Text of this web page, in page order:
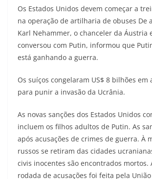
Os Estados Unidos devem começar a
na operação de artilharia de obuses De
Karl Nehammer, o chanceler da Áustria
conversou com Putin, informou que
está ganhando a guerra.
Os suíços congelaram US$ 8 bilhões em
para punir a invasão da Ucrânia.
As novas sanções dos Estados Unidos
incluem os filhos adultos de Putin. As
após acusações de crimes de guerra. À
russos se retiram das cidades
civis inocentes são encontrados mortos.
rodada de acusações foi feita pela